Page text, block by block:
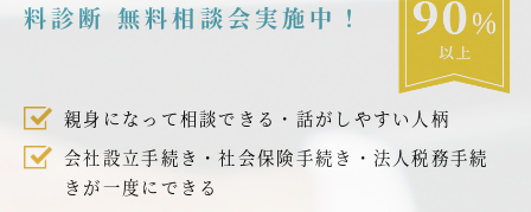
料診断 無料相談会実施中！
親身になって相談できる・話がしやすい人柄
会社設立手続き・社会保険手続き・法人税務手続
きが一度にできる